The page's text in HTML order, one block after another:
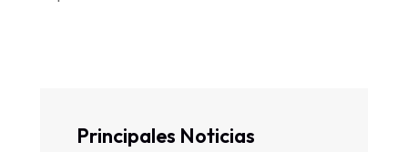
Principales Noticias